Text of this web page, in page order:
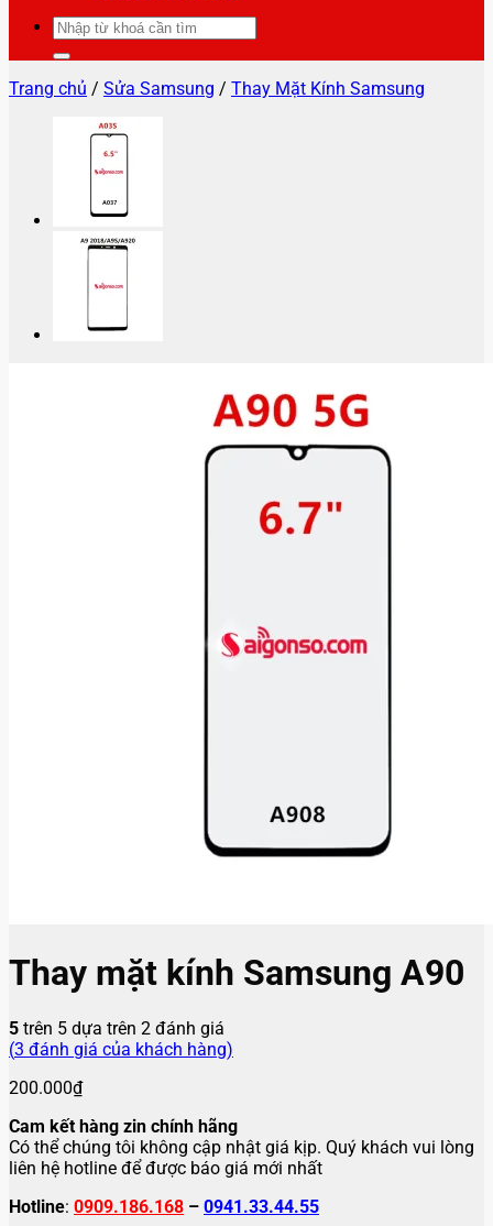
Tìm
kiếm:
Trang chủ / Sửa Samsung / Thay Mặt Kính Samsung
Thay mặt kính Samsung A90
5 trên 5 dựa trên 2 đánh giá
(3 đánh giá của khách hàng)
200.000₫
Cam kết hàng zin chính hãng
Có thể chúng tôi không cập nhật giá kịp. Quý khách vui lòng
liên hệ hotline để được báo giá mới nhất
Hotline: 0909.186.168 – 0941.33.44.55